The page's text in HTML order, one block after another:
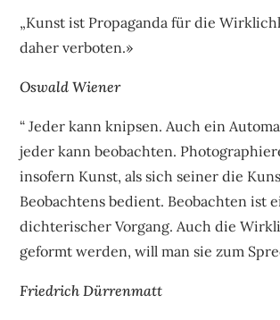
„Kunst ist Propaganda für die
daher verboten.»
Oswald Wiener
“ Jeder kann knipsen. Auch ein
jeder kann beobachten.
insofern Kunst, als sich seiner die
Beobachtens bedient. Beobachten ist
dichterischer Vorgang. Auch die
geformt werden, will man sie zum
Friedrich Dürrenmatt